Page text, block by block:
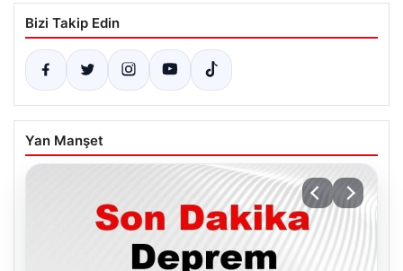
Bizi Takip Edin
Yan Manşet